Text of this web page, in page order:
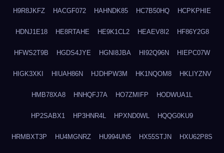
H9R8JKFZ HACGF072 HAHNDK85 HC7B50HQ HCPKPHIE
HDNJ1E18 HE8RTAHE HE9K1CL2 HEAEV8I2 HF86Y2G8
HFWS2T9B HGDS4JYE HGNI8JBA HI92Q96N HIEPC07W
HIGK3XKI HIUAH86N HJDHPW3M HK1NQOM8 HKLIYZNV
HMB78XA8 HNHQFJ7A HO7ZMIFP HODWUA1L
HP2SABX1 HP3HNR4L HPXND0WL HQQG0KU9
HRMBXT3P HU4MGNRZ HU994UN5 HX55STJN HXU62P8S